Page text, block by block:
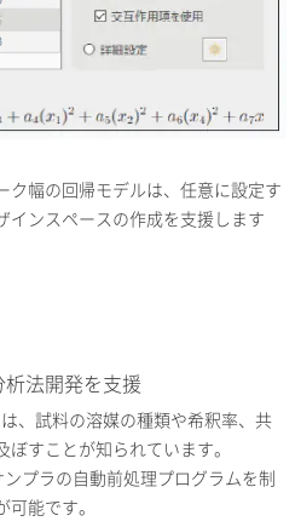
ク幅の回帰モデルは、任意に設定す
インスペースの作成を支援します
法開発を支援
、試料の溶媒の種類や希釈率、共
すことが知られています。
プラの自動前処理プログラムを制
能です。